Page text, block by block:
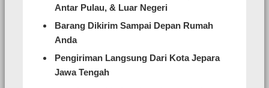
Antar Pulau, & Luar Negeri
Barang Dikirim Sampai Depan Rumah
Anda
Pengiriman Langsung Dari Kota Jepara
Jawa Tengah